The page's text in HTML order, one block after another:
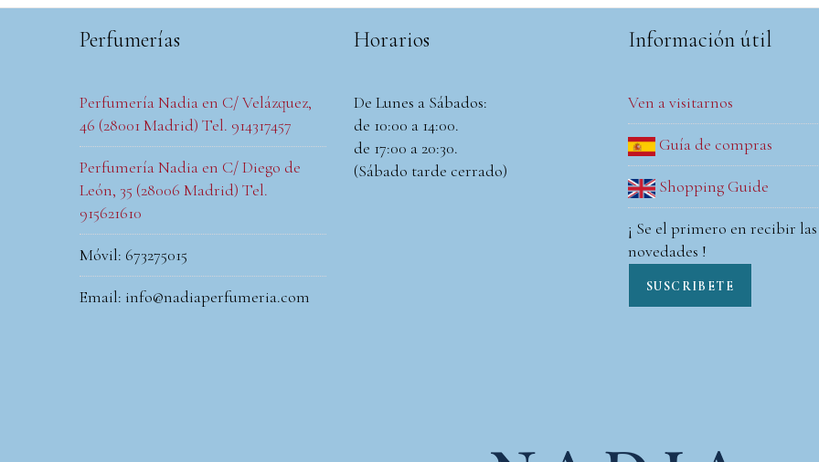
Horarios
De Lunes a Sábados:
de 10:00 a 14:00.
de 17:00 a 20:30.
(Sábado tarde cerrado)
Información útil
Ven a visitarnos
Guía de compras
Shopping Guide
¡ Se el primero en recibir las
novedades !
SUSCRIBETE
Perfumerías
Perfumería Nadia en C/ Velázquez,
46 (28001 Madrid) Tel. 914317457
Perfumería Nadia en C/ Diego de
León, 35 (28006 Madrid) Tel.
915621610
Móvil: 673275015
Email: info@nadiaperfumeria.com